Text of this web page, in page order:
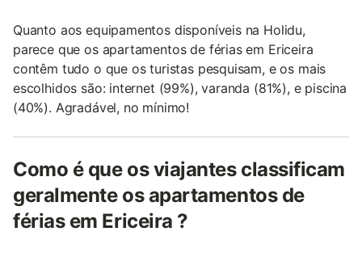
Quanto aos equipamentos disponíveis na Holidu,
parece que os apartamentos de férias em Ericeira
contêm tudo o que os turistas pesquisam, e os mais
escolhidos são: internet (99%), varanda (81%), e piscina
(40%). Agradável, no mínimo!
Como é que os viajantes classificam
geralmente os apartamentos de
férias em Ericeira ?